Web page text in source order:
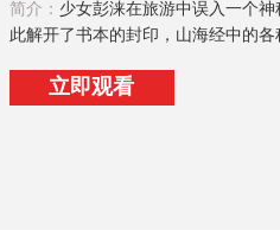
简介： 少女彭涞在旅游中误入一个
此解开了书本的封印，山海经中的
立即观看